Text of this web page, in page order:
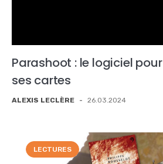
Parashoot : le logiciel
ses cartes
ALEXIS LECLÈRE - 26.03.2024
LECTURES